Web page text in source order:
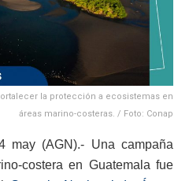
la protección a ecosistemas en
áreas marino-costeras. / Foto: Conap
may (AGN).- Una campaña
costera en Guatemala fue